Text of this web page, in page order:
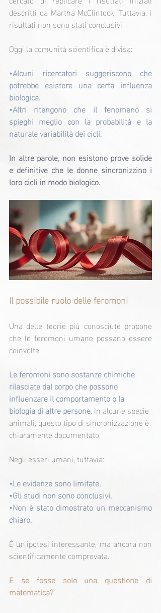
descritti da Martha McClintock. Tuttavia, i
risultati non sono stati conclusivi.
Oggi la comunità scientifica è divisa:
•Alcuni ricercatori suggeriscono che
potrebbe esistere una certa influenza
biologica.
•Altri ritengono che il fenomeno si
spieghi meglio con la probabilità e la
naturale variabilità dei cicli.
In altre parole, non esistono prove solide
e definitive che le donne sincronizzino i
loro cicli in modo biologico.
Il possibile ruolo delle feromoni
Una delle teorie più conosciute propone
che le feromoni umane possano essere
coinvolte.
Le feromoni sono sostanze chimiche
rilasciate dal corpo che possono
influenzare il comportamento o la
biologia di altre persone. In alcune specie
animali, questo tipo di sincronizzazione è
chiaramente documentato.
Negli esseri umani, tuttavia:
•Le evidenze sono limitate.
•Gli studi non sono conclusivi.
•Non è stato dimostrato un meccanismo
chiaro.
È un’ipotesi interessante, ma ancora non
scientificamente comprovata.
E se fosse solo una questione di
matematica?